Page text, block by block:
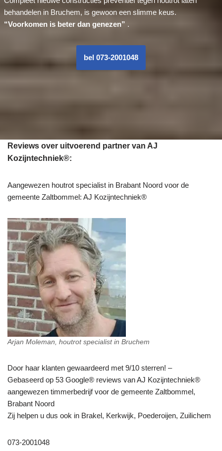
behandelen in Bruchem, is gewoon een slimme keus.
“Voorkomen is beter dan genezen” .
bel 073-2001048
Reviews over uitvoerend partner van AJ
Kozijntechniek®:
Aangewezen houtrot specialist in Brabant Noord voor de
gemeente Zaltbommel: AJ Kozijntechniek®
Arjan Moleman, houtrot specialist in Bruchem
Door haar klanten gewaardeerd met 9/10 sterren! –
Gebaseerd op 53 Google® reviews van AJ Kozijntechniek®
aangewezen timmerbedrijf voor de gemeente Zaltbommel,
Brabant Noord
Zij helpen u dus ook in Brakel, Kerkwijk, Poederoijen, Zuilichem
073-2001048